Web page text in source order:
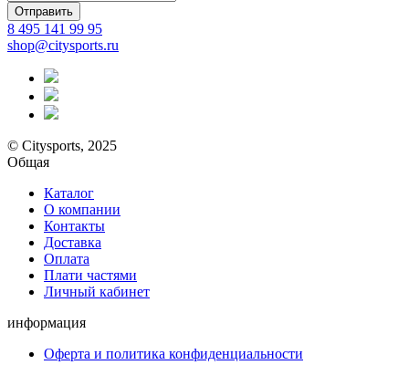
Отправить
8 495 141 99 95
shop@citysports.ru
© Citysports, 2025
Общая
Каталог
О компании
Контакты
Доставка
Оплата
Плати частями
Личный кабинет
информация
Оферта и политика конфиденциальности